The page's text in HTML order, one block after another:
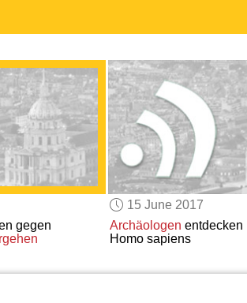
gegen
15 June 2017
Archäologen entdecken
Homo sapiens